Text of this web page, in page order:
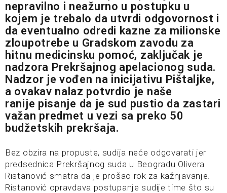
nepravilno i neažurno u postupku u
kojem je trebalo da utvrdi odgovornost i
da eventualno odredi kazne za milionske
zloupotrebe u Gradskom zavodu za
hitnu medicinsku pomoć, zaključak je
nadzora Prekršajnog apelacionog suda.
Nadzor je vođen na inicijativu Pištaljke,
a ovakav nalaz potvrdio je naše
ranije pisanje da je sud pustio da zastari
važan predmet u vezi sa preko 50
budžetskih prekršaja.
Bez obzira na propuste, sudija neće odgovarati jer
predsednica Prekršajnog suda u Beogradu Olivera
Ristanović smatra da je prošao rok za kažnjavanje.
Ristanović opravdava postupanje sudije time što su